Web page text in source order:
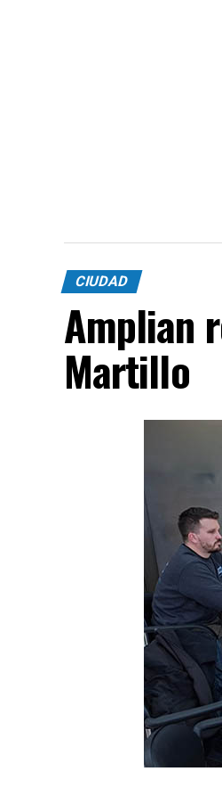
CIUDAD
Amplian
Martillo